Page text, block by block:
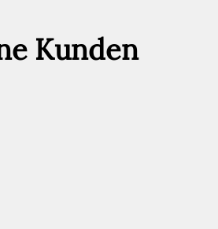
Kunden